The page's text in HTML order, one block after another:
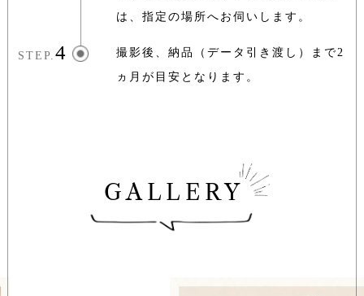
は、指定の場所へお伺いします。
STEP.4
撮影後、納品（データ引き渡し）まで2
ヵ月が目安となります。
GALLERY